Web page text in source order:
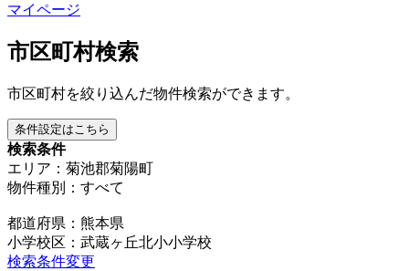
マイページ
市区町村検索
市区町村を絞り込んだ物件検索ができます。
条件設定はこちら
検索条件
エリア：菊池郡菊陽町
物件種別：すべて
都道府県：熊本県
小学校区：武蔵ヶ丘北小小学校
検索条件変更